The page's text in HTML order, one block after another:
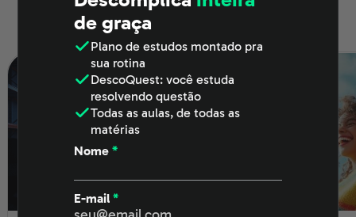
Últimos posts
de graça
Plano de estudos montado pra
sua rotina
DescoQuest: você estuda
resolvendo questão
Todas as aulas, de todas as
matérias
Nome *
E-mail *